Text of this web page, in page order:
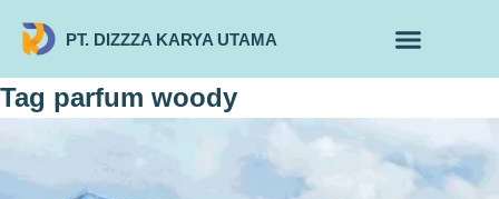
PT. DIZZZA KARYA UTAMA
Tag parfum woody